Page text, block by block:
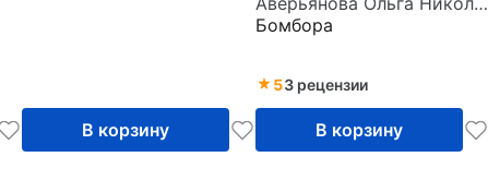
В корзину
От сюжета к
содержанию
Бомбора
53 рецензии
В корзину